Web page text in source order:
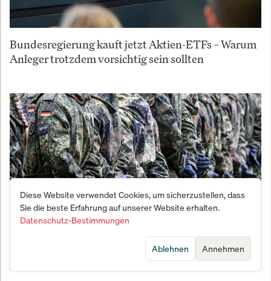
Bundesregierung kauft jetzt Aktien-ETFs – Warum
Anleger trotzdem vorsichtig sein sollten
Vernichtungsschlag gegen den Fachkräftemangel:
Bundeswehr meldet Bewerber-Beben
Diese Website verwendet Cookies, um sicherzustellen, dass
Sie die beste Erfahrung auf unserer Website erhalten.
Datenschutz-Bestimmungen
Annehmen
Ablehnen